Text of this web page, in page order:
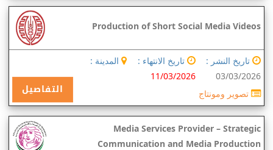
Production of Short Social Media Videos
تاريخ النشر :
03/03/2026
تاريخ الانتهاء :
11/03/2026
المدينة :
التفاصيل تصوير ومونتاج
Media Services Provider – Strategic
Communication and Media Production